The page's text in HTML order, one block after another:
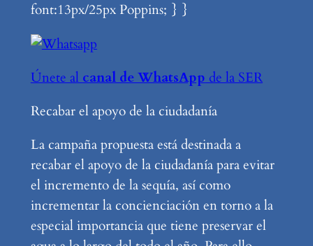
font:13px/25px Poppins; } }
Únete al canal de WhatsApp de la SER
Recabar el apoyo de la ciudadanía
La campaña propuesta está destinada a
recabar el apoyo de la ciudadanía para evitar
el incremento de la sequía, así como
incrementar la concienciación en torno a la
especial importancia que tiene preservar el